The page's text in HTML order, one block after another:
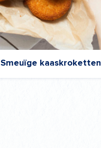
Smeuïge kaaskroketten